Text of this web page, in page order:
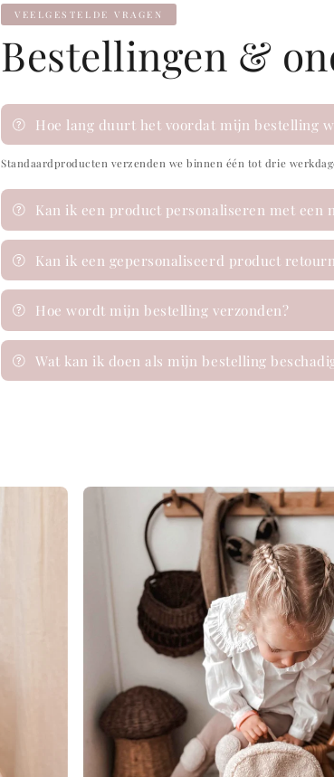
VEELGESTELDE VRAGEN
Bestellingen &
Hoe lang duurt het voordat mijn bestelling
Standaardproducten verzenden we binnen één tot drie
Kan ik een product personaliseren met een
Kan ik een gepersonaliseerd product
Hoe wordt mijn bestelling verzonden?
Wat kan ik doen als mijn bestelling